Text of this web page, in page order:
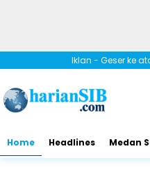
Iklan - Geser ke
Home Headlines Medan